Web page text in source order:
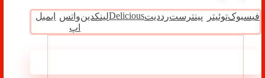
فیسبوکتوئیتر پینترسترددیتDeliciousلینکدینواتس
اپ
ایمیل